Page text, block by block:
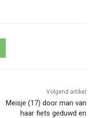
Volgend artikel
Meisje (17) door man van
haar fiets geduwd en